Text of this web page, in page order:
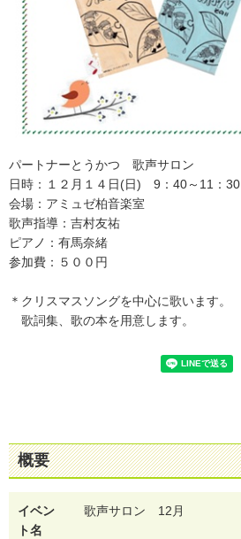
パートナーとうかつ 歌声サロン
日時：１２月１４日(日) 9：40～11：30
会場：アミュゼ柏音楽室
歌声指導：吉村友祐
ピアノ：有馬奈緒
参加費：５００円
＊クリスマスソングを中心に歌います。
歌詞集、歌の本を用意します。
概要
イベン
ト名
歌声サロン 12月